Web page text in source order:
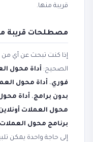
قريبة منها.
مصطلحات قريبة
إذا كنت تبحث عن أي من
الصحيح: أداة محول
فوري، أداة محول
بدون برامج، أداة
محول العملات
برنامج محول
إلى حاجة واحدة يمكن